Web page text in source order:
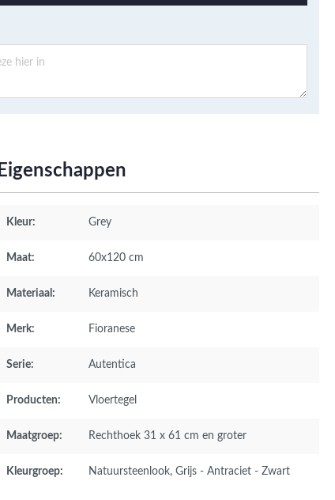
Eigenschappen
Kleur: Grey
Maat: 60x120 cm
Materiaal: Keramisch
Merk: Fioranese
Serie: Autentica
Producten: Vloertegel
Maatgroep: Rechthoek 31 x 61 cm en groter
Kleurgroep: Natuursteenlook, Grijs - Antraciet - Zwart